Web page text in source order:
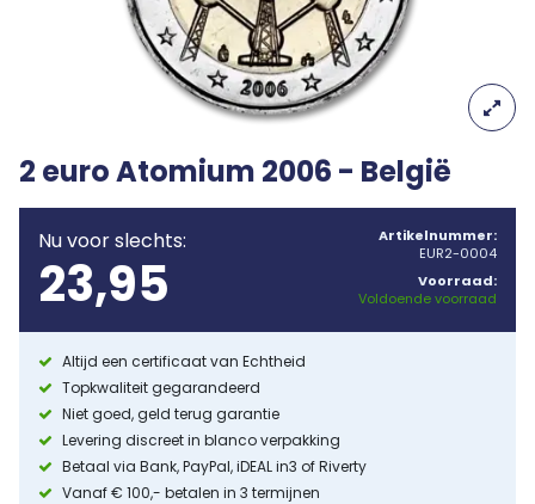
2 euro Atomium 2006 - België
Nu voor slechts:
23,95
Artikelnummer:
EUR2-0004
Voorraad:
Voldoende voorraad
Altijd een certificaat van Echtheid
Topkwaliteit gegarandeerd
Niet goed, geld terug garantie
Levering discreet in blanco verpakking
Betaal via Bank, PayPal, iDEAL in3 of Riverty
Vanaf € 100,- betalen in 3 termijnen